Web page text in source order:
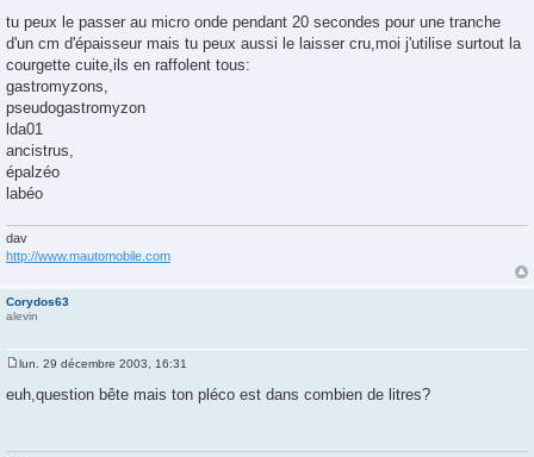
s
s
g
e
tu peux le passer au micro onde pendant 20 secondes pour une tranche
d'un cm d'épaisseur mais tu peux aussi le laisser cru,moi j'utilise surtout la
courgette cuite,ils en raffolent tous:
gastromyzons,
pseudogastromyzon
lda01
ancistrus,
épalzéo
labéo
dav
http://www.mautomobile.com
Corydos63
alevin
e
s
lun. 29 décembre 2003, 16:31
euh,question bête mais ton pléco est dans combien de litres?